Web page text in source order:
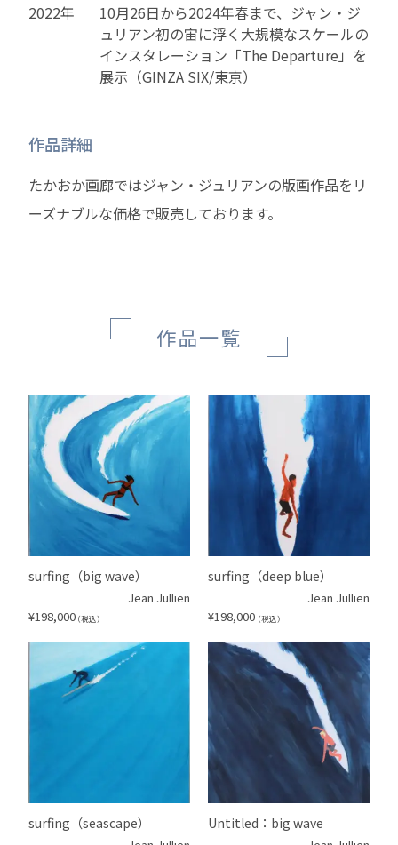
2022年
10月26日から2024年春まで、ジャン・ジ
ュリアン初の宙に浮く大規模なスケールの
インスタレーション「The Departure」を
展示（GINZA SIX/東京）
作品詳細
たかおか画廊ではジャン・ジュリアンの版画作品をリ
ーズナブルな価格で販売しております。
作品一覧
surfing（big wave）
Jean Jullien
¥198,000 （税込）
surfing（deep blue）
Jean Jullien
¥198,000 （税込）
surfing（seascape） Untitled：big wave